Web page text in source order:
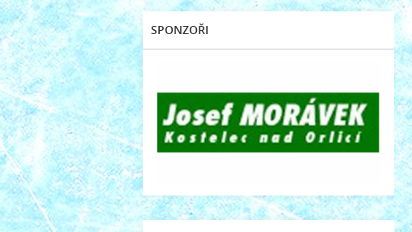
SPONZOŘI